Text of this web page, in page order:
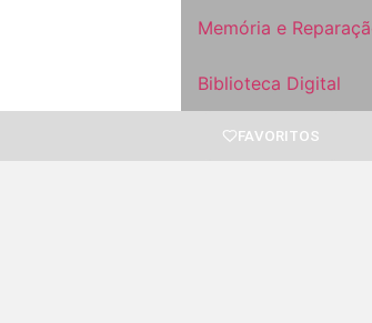
Memória e
Biblioteca Digital
FAVORITOS